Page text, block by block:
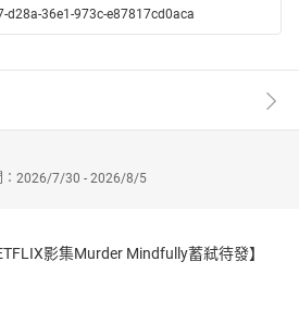
d28a-36e1-973c-e87817cd0aca
：2026/7/30 - 2026/8/5
影集Murder Mindfully蓄弒待發】